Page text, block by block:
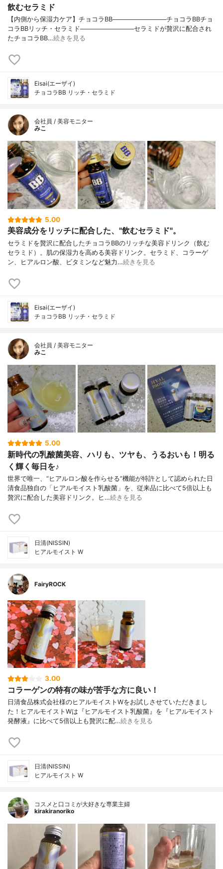
飲むセラミド
【内側から保湿力ケア】チョコラBB────────────チョコラBBチョ
コラBBリッチ・セラミド────────────セラミドが贅沢に配合され
たチョコラBB…続きを見る
Eisai(エーザイ)
チョコラBB リッチ・セラミド
会社員 / 美容モニター
みこ
5.00
美容成分をリッチに配合した、"飲むセラミド"。
セラミドを贅沢に配合したチョコラBBのリッチな美容ドリンク（飲む
セラミド）。肌の保湿力を高める美容ドリンク。セラミド、コラーゲ
ン、ヒアルロン酸、ビタミンなど魅力…続きを見る
Eisai(エーザイ)
チョコラBB リッチ・セラミド
会社員 / 美容モニター
みこ
5.00
新時代の乳酸菌美容、ハリも、ツヤも、うるおいも！明る
く輝く毎日を♪
世界で唯一、“ヒアルロン酸を作らせる”機能が特許として認められた日
清食品独自の「ヒアルモイスト乳酸菌」を、従来品に比べて5倍以上も
贅沢に配合した美容ドリンク。ヒ…続きを見る
日清(NISSIN)
ヒアルモイスト W
FairyROCK
3.00
コラーゲンの特有の味が苦手な方に良い！
日清食品株式会社様のヒアルモイストWをお試しさせていただきまし
た！ヒアルモイストWは『ヒアルモイスト乳酸菌』を『ヒアルモイスト
発酵液』に比べて5倍以上も贅沢に配…続きを見る
日清(NISSIN)
ヒアルモイスト W
コスメと口コミが大好きな専業主婦
kirakiranoriko